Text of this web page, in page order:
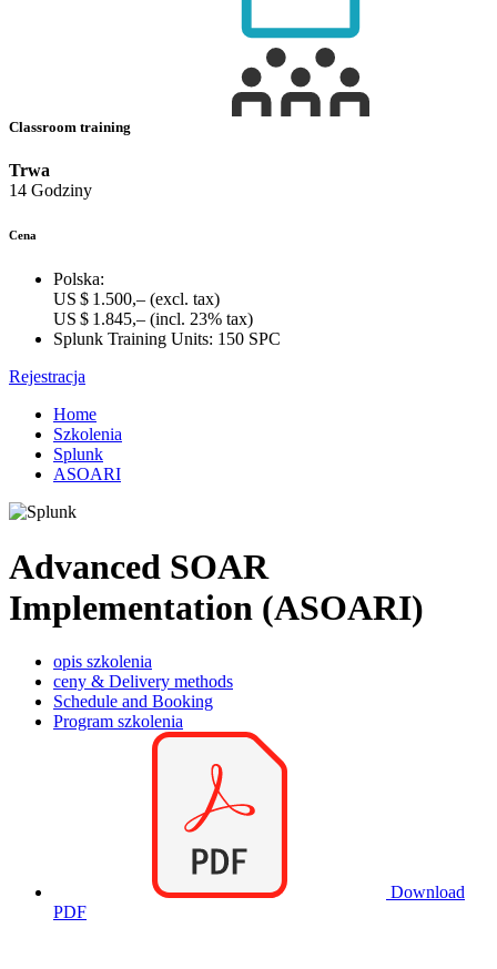
Classroom training
Trwa
14 Godziny
Cena
Polska:
US $ 1.500,– (excl. tax)
US $ 1.845,– (incl. 23% tax)
Splunk Training Units: 150 SPC
Rejestracja
Home
Szkolenia
Splunk
ASOARI
Advanced SOAR
Implementation (ASOARI)
opis szkolenia
ceny & Delivery methods
Schedule and Booking
Program szkolenia
Download
PDF